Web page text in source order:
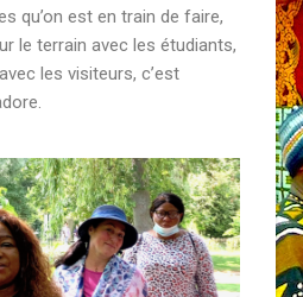
qu’on est en train de faire,
le terrain avec les étudiants,
les visiteurs, c’est